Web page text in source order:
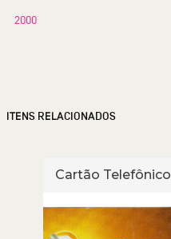
2000
ITENS RELACIONADOS
Cartão Telefônico